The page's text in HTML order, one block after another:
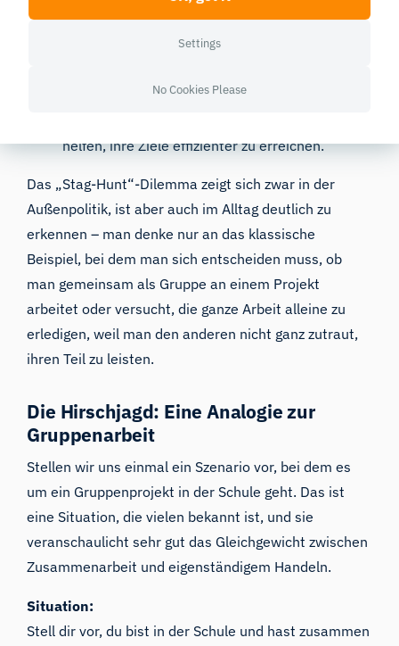
Entwicklungsländern finanzielle Unterstützung
Klimaschutzmaßnahmen zu verpflichten.
helfen, ihre Ziele effizienter zu erreichen.
Das „Stag-Hunt“-Dilemma zeigt sich zwar in der
Außenpolitik, ist aber auch im Alltag deutlich zu
erkennen – man denke nur an das klassische
Beispiel, bei dem man sich entscheiden muss, ob
man gemeinsam als Gruppe an einem Projekt
arbeitet oder versucht, die ganze Arbeit alleine zu
erledigen, weil man den anderen nicht ganz zutraut,
ihren Teil zu leisten.
Die Hirschjagd: Eine Analogie zur
Gruppenarbeit
Stellen wir uns einmal ein Szenario vor, bei dem es
um ein Gruppenprojekt in der Schule geht. Das ist
eine Situation, die vielen bekannt ist, und sie
veranschaulicht sehr gut das Gleichgewicht zwischen
Zusammenarbeit und eigenständigem Handeln.
Situation:
Stell dir vor, du bist in der Schule und hast zusammen
Settings
No Cookies Please